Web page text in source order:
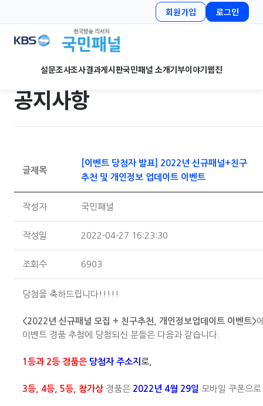
회원가입 로그인
설문조사조사결과게시판국민패널 소개기부이야기웹진
공지사항
글제목
[이벤트 당첨자 발표] 2022년 신규패널+친구
추천 및 개인정보 업데이트 이벤트
작성자 국민패널
작성일 2022-04-27 16:23:30
조회수 6903
당첨을 축하드립니다!!!!!
<2022년 신규패널 모집 + 친구추천, 개인정보업데이트 이벤트>
이벤트 경품 추첨에 당첨되신 분들은 다음과 같습니다.
1등과 2등 경품은 당첨자 주소지 로,
3등, 4등, 5등, 참가상 경품은 2022년 4월 29일 모바일 쿠폰으